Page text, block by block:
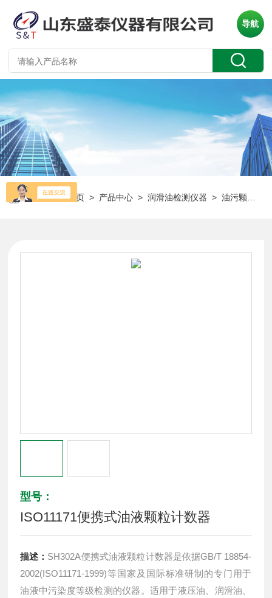
导航
当前位置：首页 > 产品中心 >润滑油检测仪器 >油污颗粒计数
型号：
ISO11171便携式油液颗粒计数器
描述： SH302A便携式油液颗粒计数器是依据GB/T 18854-
2002(ISO11171-1999)等国家及国际标准研制的专门用于
油液中污染度等级检测的仪器。适用于液压油、润滑油、